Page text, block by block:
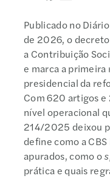
Publicado no
de 2026, o
a Contribuição
e marca a
presidencial da
Com 620 artigos e
nível operacional
214/2025 deixou
define como a
apurados, como o
prática e quais